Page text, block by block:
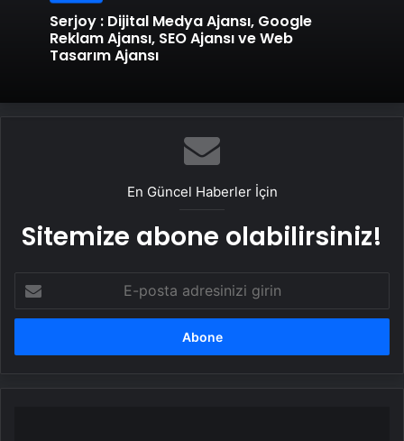
Serjoy : Dijital Medya Ajansı, Google
Reklam Ajansı, SEO Ajansı ve Web
Tasarım Ajansı
En Güncel Haberler İçin
Sitemize abone olabilirsiniz!
posta
adresinizi